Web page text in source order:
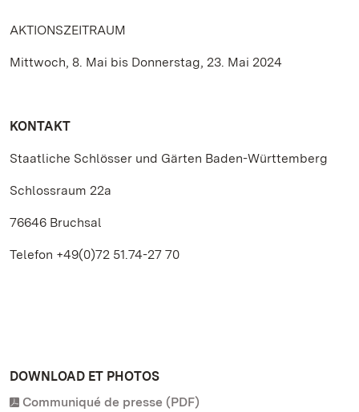
AKTIONSZEITRAUM
Mittwoch, 8. Mai bis Donnerstag, 23. Mai 2024
KONTAKT
Staatliche Schlösser und Gärten Baden-Württemberg
Schlossraum 22a
76646 Bruchsal
Telefon +49(0)72 51.74-27 70
DOWNLOAD ET PHOTOS
Communiqué de presse (PDF)